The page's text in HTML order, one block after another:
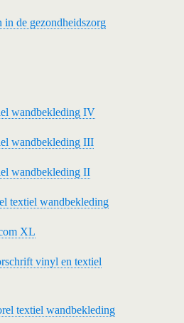
in de gezondheidszorg
wandbekleding IV
wandbekleding III
wandbekleding II
textiel wandbekleding
XL
vinyl en textiel
textiel wandbekleding